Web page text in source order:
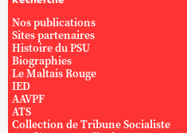
Nos publications
Sites partenaires
Histoire du PSU
Biographies
Le Maltais Rouge
IED
AAVPF
ATS
Collection de Tribune Socialiste